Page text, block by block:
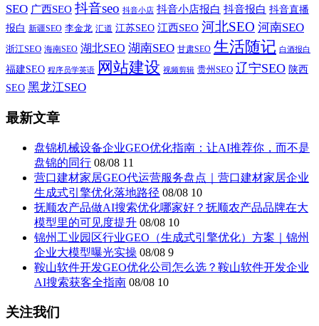
SEO 广西SEO 抖音seo 抖音小店 抖音小店报白 抖音报白 抖音直播
报白 新疆SEO 李金龙 汇道 江苏SEO 江西SEO 河北SEO 河南SEO
浙江SEO 海南SEO 湖北SEO 湖南SEO 甘肃SEO 生活随记 白酒报白
福建SEO 程序员学英语 网站建设 视频剪辑 贵州SEO 辽宁SEO 陕西
SEO 黑龙江SEO
最新文章
盘锦机械设备企业GEO优化指南：让AI推荐你，而不是
盘锦的同行 08/08 11
营口建材家居GEO代运营服务盘点｜营口建材家居企业
生成式引擎优化落地路径 08/08 10
抚顺农产品做AI搜索优化哪家好？抚顺农产品品牌在大
模型里的可见度提升 08/08 10
锦州工业园区行业GEO（生成式引擎优化）方案｜锦州
企业大模型曝光实操 08/08 9
鞍山软件开发GEO优化公司怎么选？鞍山软件开发企业
AI搜索获客全指南 08/08 10
关注我们